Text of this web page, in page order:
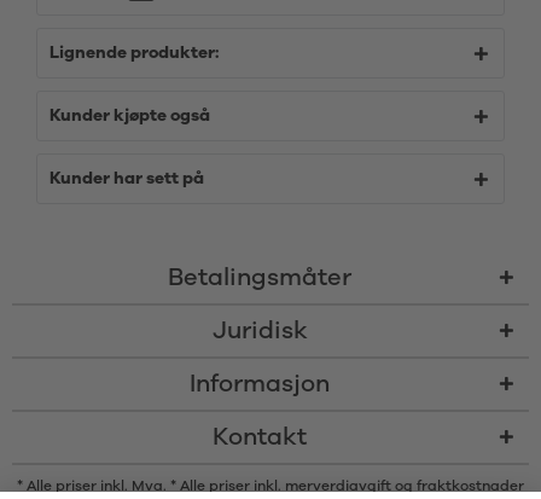
Lignende produkter:
Kunder kjøpte også
Kunder har sett på
Betalingsmåter
Juridisk
Informasjon
Kontakt
* Alle priser inkl. Mva. * Alle priser inkl. merverdiavgift og fraktkostnader